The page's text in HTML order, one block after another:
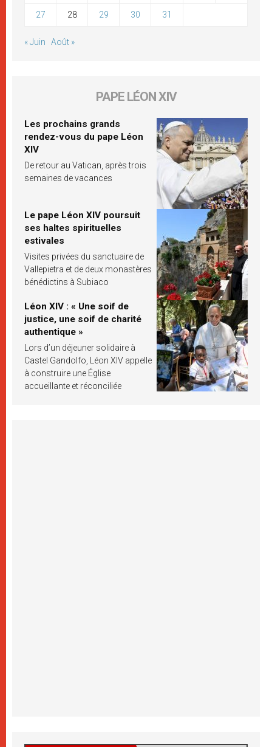
27 28 29 30 31
« Juin Août »
PAPE LÉON XIV
Les prochains grands
rendez-vous du pape Léon
XIV
De retour au Vatican, après trois
semaines de vacances
Le pape Léon XIV poursuit
ses haltes spirituelles
estivales
Visites privées du sanctuaire de
Vallepietra et de deux monastères
bénédictins à Subiaco
Léon XIV : « Une soif de
justice, une soif de charité
authentique »
Lors d’un déjeuner solidaire à
Castel Gandolfo, Léon XIV appelle
à construire une Église
accueillante et réconciliée